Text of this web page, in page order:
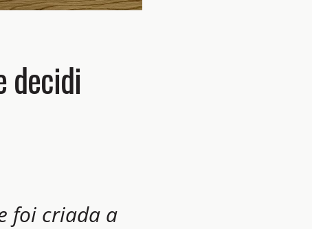
decidi
foi criada a